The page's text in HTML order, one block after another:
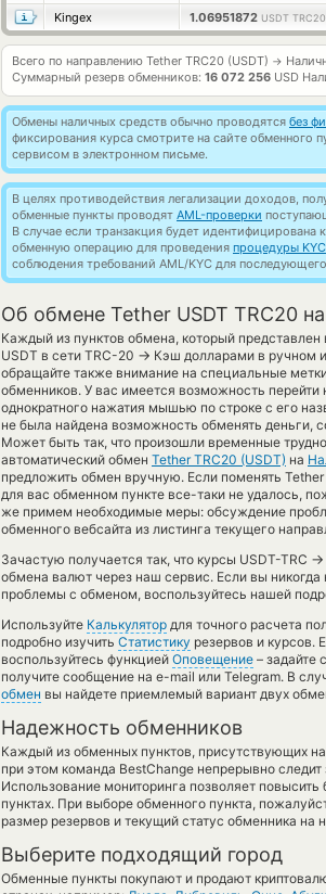
Kingex
1.06951872 USDT TRC20
Всего по направлению Tether TRC20 (USDT) →
Суммарный резерв обменников: 16 072 256 USD
Обмены наличных средств обычно проводятся без
фиксирования курса смотрите на сайте обменного
сервисом в электронном письме.
В целях противодействия легализации доходов,
обменные пункты проводят AML-проверки
В случае если транзакция будет
обменную операцию для проведения процедуры KYC
соблюдения требований AML/KYC для
Об обмене Tether USDT TRC20
Каждый из пунктов обмена, который
USDT в сети TRC-20 → Кэш долларами в ручном
обращайте также внимание на специальные
обменников. У вас имеется возможность
однократного нажатия мышью по строке с его
не была найдена возможность обменять деньги,
Может быть так, что произошли временные
автоматический обмен Tether TRC20 (USDT) на
предложить обмен вручную. Если поменять
для вас обменном пункте все-таки не удалось,
же примем необходимые меры: обсуждение
обменного вебсайта из листинга текущего
Зачастую получается так, что курсы USDT-TRC →
обмена валют через наш сервис. Если вы
проблемы с обменом, воспользуйтесь нашей
Используйте Калькулятор для точного расчета
подробно изучить Статистику резервов и курсов.
воспользуйтесь функцией Оповещение – задайте
получите сообщение на e-mail или Telegram. В
обмен вы найдете приемлемый вариант двух
Надежность обменников
Каждый из обменных пунктов, присутствующих
при этом команда BestChange непрерывно
Использование мониторинга позволяет
пунктах. При выборе обменного пункта,
размер резервов и текущий статус обменника на
Выберите подходящий город
Обменные пункты покупают и продают